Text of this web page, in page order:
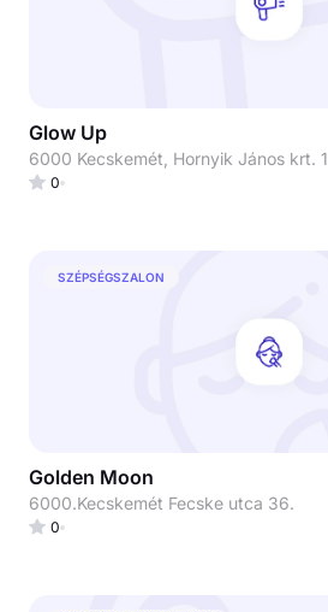
Glow Up
6000 Kecskemét, Hornyik János krt. 1
0
SZÉPSÉGSZALON
Golden Moon
6000.Kecskemét Fecske utca 36.
0